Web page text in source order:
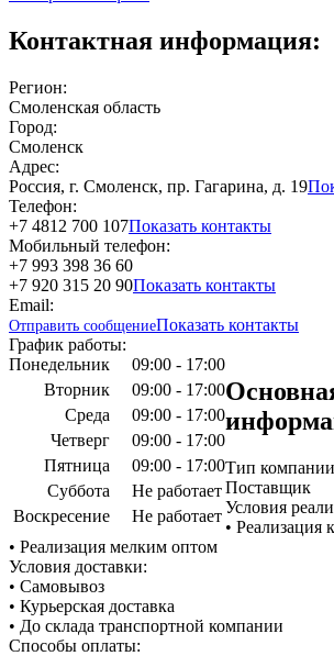
Контактная информация:
Регион:
Смоленская область
Город:
Смоленск
Адрес:
Россия, г. Смоленск, пр. Гагарина, д. 19
Телефон:
+7 4812 700 107Показать контакты
Мобильный телефон:
+7 993 398 36 60
+7 920 315 20 90Показать контакты
Email:
Отправить сообщениеПоказать контакты
График работы:
Понедельник
09:00 - 17:00
Вторник
09:00 - 17:00
Среда
09:00 - 17:00
Четверг
09:00 - 17:00
Пятница
09:00 - 17:00
Суббота
Не работает
Воскресение
Не работает
Тип
Поставщик
Условия
•
• Реализация мелким оптом
Условия доставки:
• Самовывоз
• Курьерская доставка
• До склада транспортной компании
Способы оплаты: